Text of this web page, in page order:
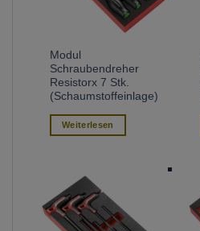
Modul
Schraubendreher
Resistorx 7 Stk.
(Schaumstoffeinlage)
Weiterlesen